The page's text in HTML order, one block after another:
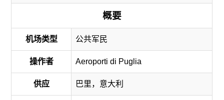
概要
机场类型 公共军民
操作者 Aeroporti di Puglia
供应 巴里，意大利